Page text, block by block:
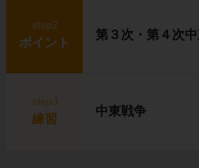
step2
ポイント
第３次・第４次
step3
練習
中東戦争